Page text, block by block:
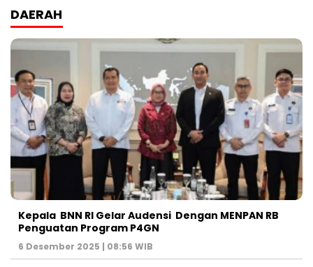
DAERAH
Kepala BNN RI Gelar Audensi Dengan MENPAN RB
Penguatan Program P4GN
6 Desember 2025 | 08:56 WIB